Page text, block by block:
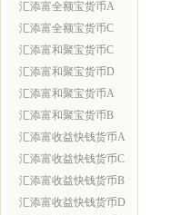
汇添富全额宝货币A
汇添富全额宝货币C
汇添富和聚宝货币C
汇添富和聚宝货币D
汇添富和聚宝货币A
汇添富和聚宝货币B
汇添富收益快钱货币A
汇添富收益快钱货币C
汇添富收益快钱货币B
汇添富收益快钱货币D